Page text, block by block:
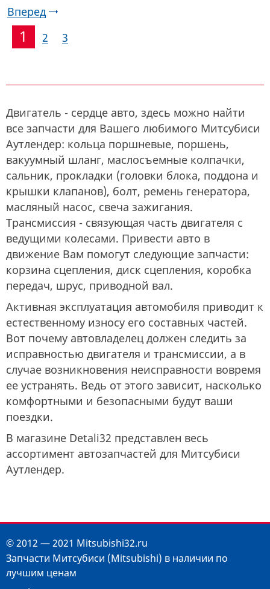
Вперед
1 2 3
Двигатель - сердце авто, здесь можно найти
все запчасти для Вашего любимого Митсубиси
Аутлендер: кольца поршневые, поршень,
вакуумный шланг, маслосъемные колпачки,
сальник, прокладки (головки блока, поддона и
крышки клапанов), болт, ремень генератора,
масляный насос, свеча зажигания.
Трансмиссия - связующая часть двигателя с
ведущими колесами. Привести авто в
движение Вам помогут следующие запчасти:
корзина сцепления, диск сцепления, коробка
передач, шрус, приводной вал.
Активная эксплуатация автомобиля приводит к
естественному износу его составных частей.
Вот почему автовладелец должен следить за
исправностью двигателя и трансмиссии, а в
случае возникновения неисправности вовремя
ее устранять. Ведь от этого зависит, насколько
комфортными и безопасными будут ваши
поездки.
В магазине Detali32 представлен весь
ассортимент автозапчастей для Митсубиси
Аутлендер.
© 2012 — 2021 Mitsubishi32.ru
Запчасти Митсубиси (Mitsubishi) в наличии по
лучшим ценам